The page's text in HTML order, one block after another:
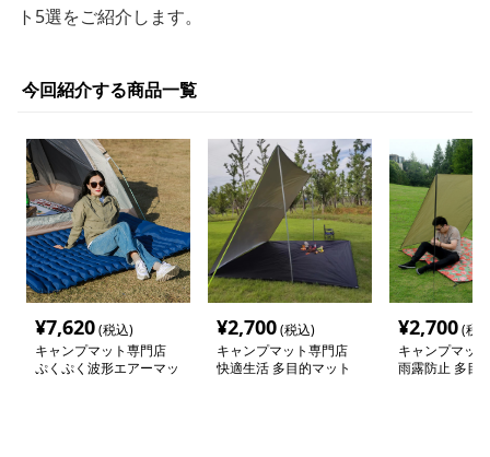
ト5選をご紹介します。
今回紹介する商品一覧
¥7,620(税込)
キャンプマット専門店
ぷくぷく波形エアーマッ
¥2,700(税込)
キャンプマット専門店
快適生活 多目的マット
¥2,700(税
キャンプマッ
雨露防止 多目